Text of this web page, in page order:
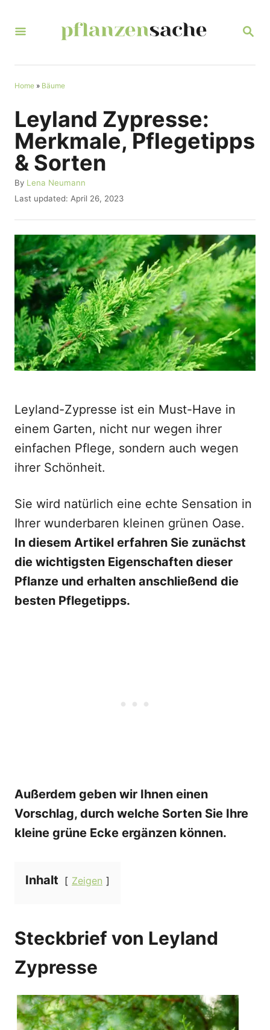
S
R
Home » Bäume
Leyland Zypresse:
Merkmale, Pflegetipps
& Sorten
By A
u
h
o
Lena Neumann
P
s
t
e
d
o
n
Last updated: April 26, 2023
Leyland-Zypresse ist ein Must-Have in
einem Garten, nicht nur wegen ihrer
einfachen Pflege, sondern auch wegen
ihrer Schönheit.
Sie wird natürlich eine echte Sensation in
Ihrer wunderbaren kleinen grünen Oase.
In diesem Artikel erfahren Sie zunächst
die wichtigsten Eigenschaften dieser
Pflanze und erhalten anschließend die
besten Pflegetipps.
Außerdem geben wir Ihnen einen
Vorschlag, durch welche Sorten Sie Ihre
kleine grüne Ecke ergänzen können.
Inhalt Zeigen
Steckbrief von Leyland
Zypresse